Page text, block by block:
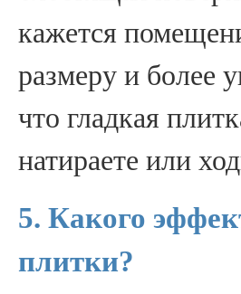
кажется
размеру и более
что гладкая
натираете или
5. Какого
плитки?